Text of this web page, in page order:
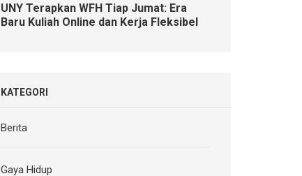
UNY Terapkan WFH Tiap Jumat: Era
Baru Kuliah Online dan Kerja Fleksibel
KATEGORI
Berita
Gaya Hidup